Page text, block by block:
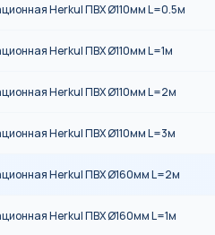
Herkul ПВХ Ø110мм L=0.5м
Herkul ПВХ Ø110мм L=1м
Herkul ПВХ Ø110мм L=2м
Herkul ПВХ Ø110мм L=3м
Herkul ПВХ Ø160мм L=2м
Herkul ПВХ Ø160мм L=1м